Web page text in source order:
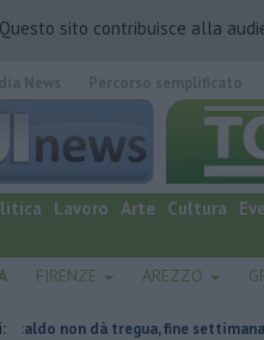
Questo sito contribuisce alla
Lavoro Arte Cultura
FIRENZE AREZZO
non dà tregua, fine settimana rovente